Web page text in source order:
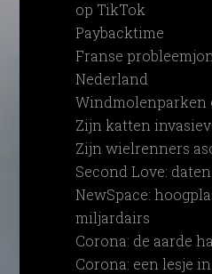
op TikTok
Paybacktime
Franse
Nederland
Windmolenparken
Zijn katten
Zijn wielrenners
Second Love:
NewSpace:
miljardairs
Corona: de aarde
Corona: een lesje